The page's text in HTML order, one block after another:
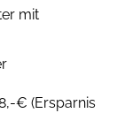
mit
€ (Ersparnis